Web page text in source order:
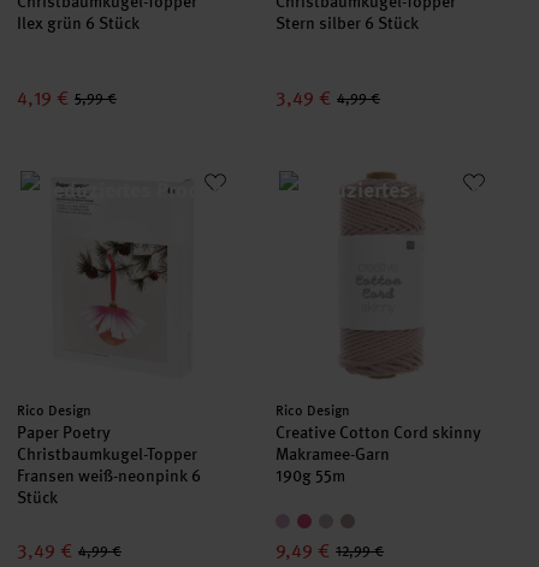
Ilex grün 6 Stück
4,19 € 5,99 €
Stern silber 6 Stück
3,49 € 4,99 €
Paper Poetry Christbaumkugel-Topper Fransen weiß-neonpink
Hersteller:
Rico Design
Paper Poetry
Christbaumkugel-Topper
Fransen weiß-neonpink 6
Stück
3,49 € 4,99 €
Creative Cotton Cord skinny
Hersteller:
Rico Design
Creative Cotton Cord skinny
Makramee-Garn
190g 55m
9,49 € 12,99 €